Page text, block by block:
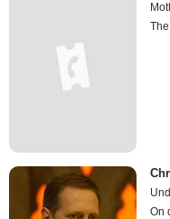
On